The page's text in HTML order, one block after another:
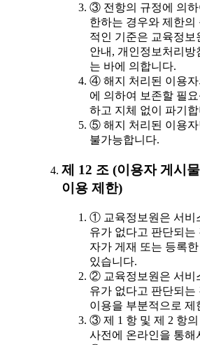
③ 전항의 규정에 의하
한하는 경우와 제한의
적인 기준은 교육정보
안내, 개인정보처리
는 바에 의합니다.
④ 해지 처리된 이용자
에 의하여 보존할 필
하고 지체 없이 파기
⑤ 해지 처리된 이용자
불가능합니다.
제 12 조 (이용자 게시
이용 제한)
① 교육정보원은 서비
유가 없다고 판단되는
자가 게재 또는 등록
있습니다.
② 교육정보원은 서비
유가 없다고 판단되는
이용을 부분적으로 제
③ 제 1 항 및 제 2 항
사전에 온라인을 통해